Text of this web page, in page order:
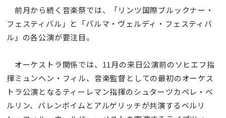
前月から続く音楽祭では、「リンツ国際ブルックナー・
フェスティバル」と「パルマ・ヴェルディ・フェスティバ
ル」の各公演が要注目。
オーケストラ関係では、11月の来日公演前のソヒエフ指
揮ミュンヘン・フィル、音楽監督としての最初のオーケス
トラ公演となるティーレマン指揮のシュターツカペレ・ベ
ルリン、バレンボイムとアルゲリッチが共演するベルリ